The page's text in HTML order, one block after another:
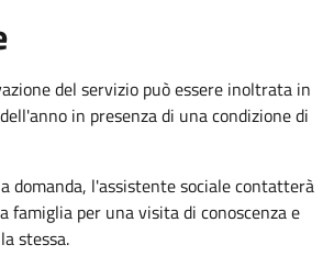
del servizio può essere inoltrata in
in presenza di una condizione di
domanda, l'assistente sociale contatterà
famiglia per una visita di conoscenza e
stessa.